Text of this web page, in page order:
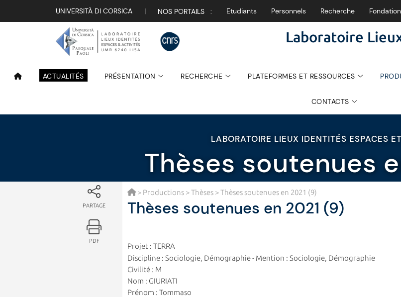
UNIVERSITÀ DI CORSICA | NOS PORTAILS : Etudiants Personnels Recherche Fondation
Laboratoire
ACTUALITÉS PRÉSENTATION RECHERCHE PLATEFORMES ET RESSOURCES
CONTACTS
LABORATOIRE LIEUX IDENTITÉS ESPACES
Thèses soutenues
PARTAGE
PDF
> Productions >Thèses > Thèses soutenues en 2021 (9)
Thèses soutenues en 2021 (9)
Projet : TERRA
Discipline : Sociologie, Démographie - Mention : Sociologie, Démographie
Civilité : M
Nom : GIURIATI
Prénom : Tommaso